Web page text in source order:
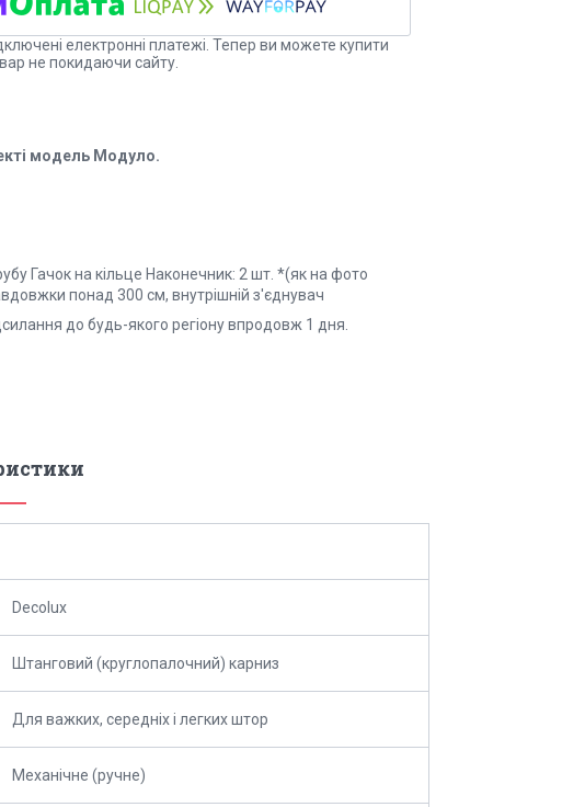
електронні платежі. Тепер ви можете купити
не покидаючи сайту.
модель Модуло.
Гачок на кільце Наконечник: 2 шт. *(як на фото
понад 300 см, внутрішній з'єднувач
до будь-якого регіону впродовж 1 дня.
Decolux
Штанговий (круглопалочний) карниз
Для важких, середніх і легких штор
Механічне (ручне)